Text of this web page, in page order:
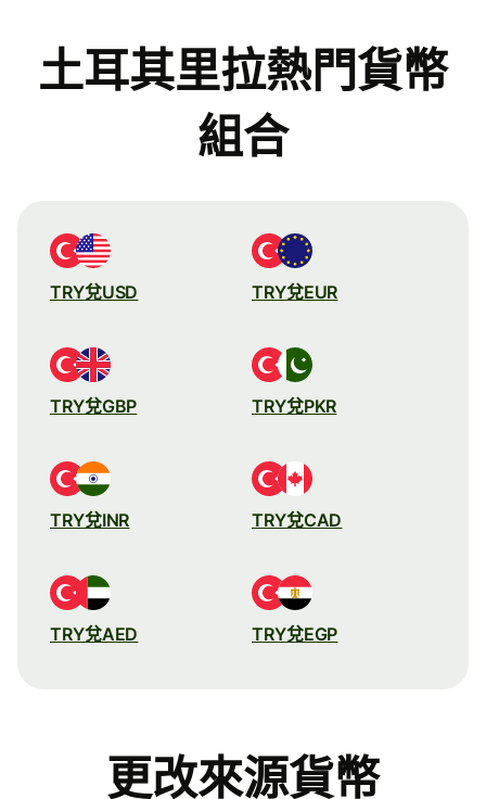
土耳其里拉熱門貨幣
組合
TRY兌USD TRY兌EUR
TRY兌GBP TRY兌PKR
TRY兌INR TRY兌CAD
TRY兌AED TRY兌EGP
更改來源貨幣